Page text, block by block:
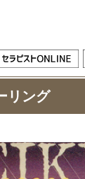
リング